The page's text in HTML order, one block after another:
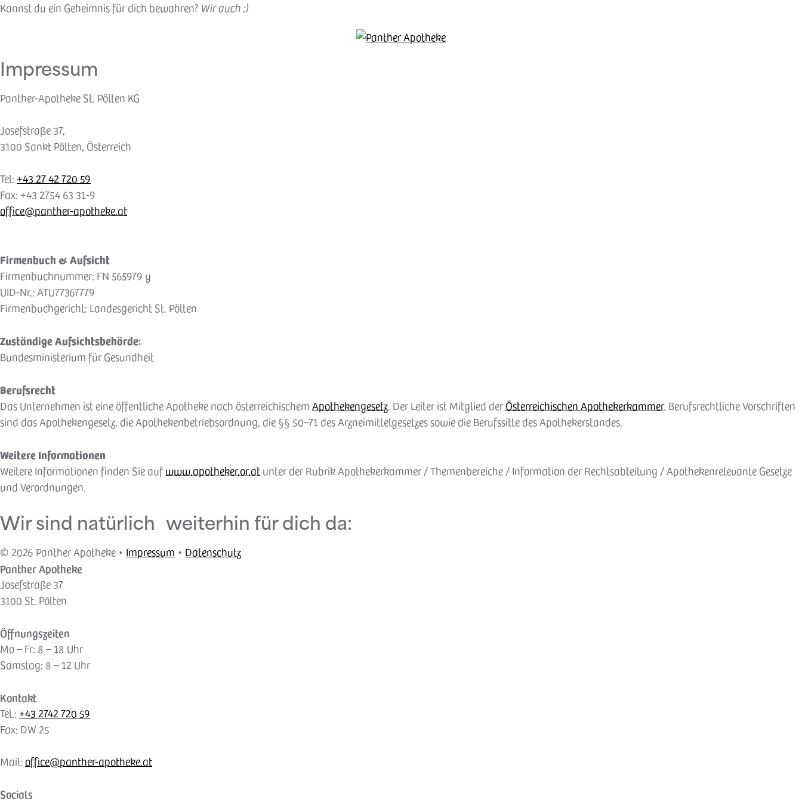
Zum
Kannst du ein Geheimnis für dich bewahren? Wir auch ;)
Impressum
Panther-Apotheke St. Pölten KG
Josefstraße 37,
3100 Sankt Pölten, Österreich
Tel: +43 27 42 720 59
Fax: +43 2754 63 31-9
office@panther-apotheke.at
Firmenbuch & Aufsicht
Firmenbuchnummer: FN 565979 y
UID-Nr.: ATU77367779
Firmenbuchgericht: Landesgericht St. Pölten
Zuständige Aufsichtsbehörde:
Bundesministerium für Gesundheit
Berufsrecht
Das Unternehmen ist eine öffentliche Apotheke nach österreichischem Apothekengesetz. Der Leiter ist Mitglied der Österreichischen Apothekerkammer. Berufsrechtliche Vorschriften
sind das Apothekengesetz, die Apothekenbetriebsordnung, die §§ 50–71 des Arzneimittelgesetzes sowie die Berufssitte des Apothekerstandes.
Weitere Informationen
Weitere Informationen finden Sie aufwww.apotheker.or.at unter der Rubrik Apothekerkammer / Themenbereiche / Information der Rechtsabteilung / Apothekenrelevante Gesetze
und Verordnungen.
Wir sind natürlich weiterhin für dich da:
© 2026 Panther Apotheke • Impressum • Datenschutz
Panther Apotheke
Josefstraße 37
3100 St. Pölten
Öffnungszeiten
Mo – Fr: 8 – 18 Uhr
Samstag: 8 – 12 Uhr
Kontakt
Tel.: +43 2742 720 59
Fax: DW 25
Mail: office@panther-apotheke.at
Socials